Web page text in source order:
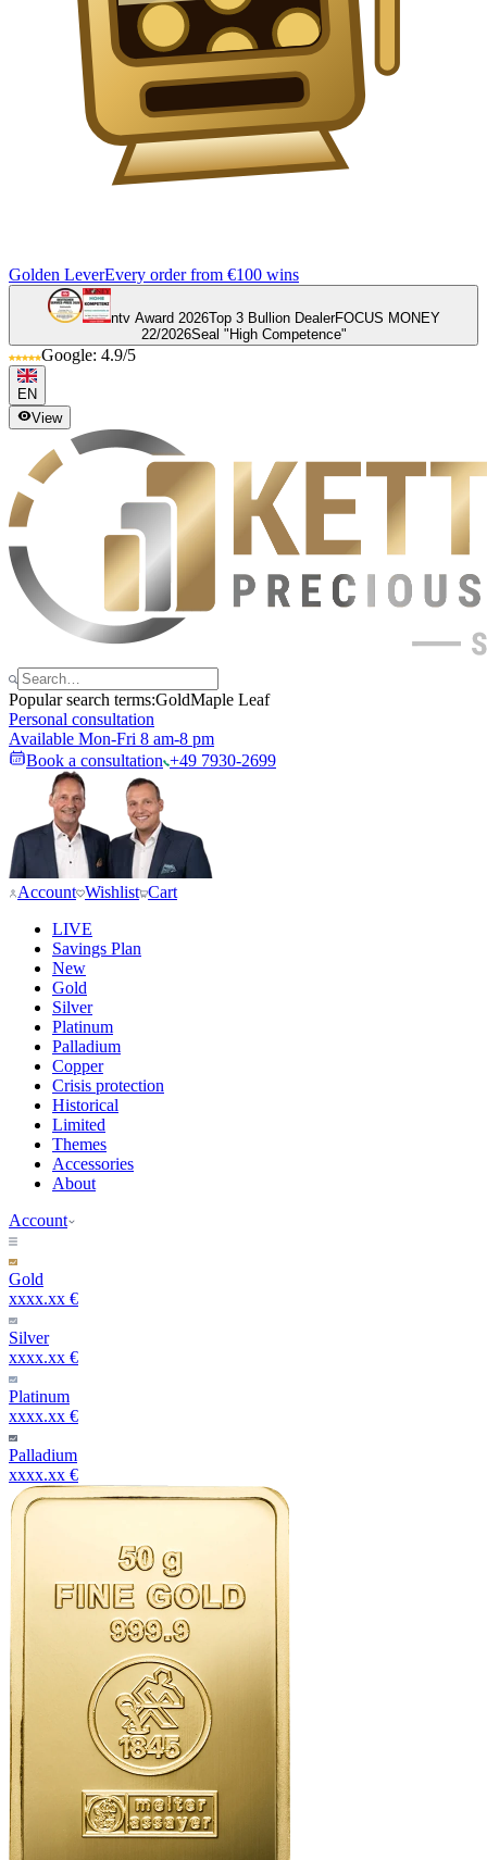
Golden LeverEvery order from €100 wins
ntv Award 2026Top 3 Bullion DealerFOCUS MONEY
22/2026Seal "High Competence"
Google: 4.9/5
EN
View
Popular search terms:GoldMaple Leaf
Personal consultation
Available Mon-Fri 8 am-8 pm
Book a consultation +49 7930-2699
Account Wishlist Cart
LIVE
Savings Plan
New
Gold
Silver
Platinum
Palladium
Copper
Crisis protection
Historical
Limited
Themes
Accessories
About
Account
Gold
xxxx.xx €
Silver
xxxx.xx €
Platinum
xxxx.xx €
Palladium
xxxx.xx €